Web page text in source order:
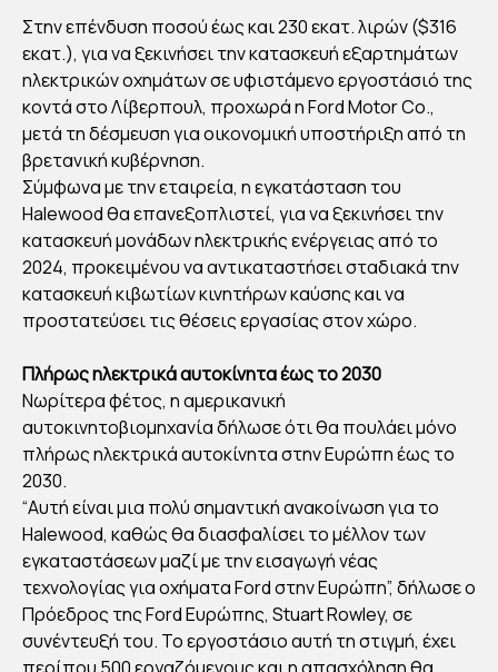
ΟΙ
ΑΥΤ
ΟΚΙ
ΝΗ
ΤΟ
ΜΗ
ΧΑ
ΝΙΕ
ΥΝ
ΣΤΙ
ΜΠ
ΑΤΑ
ΡΙΕ
ΤΩ
Στην επένδυση ποσού έως και 230 εκατ. λιρών ($316
εκατ.), για να ξεκινήσει την κατασκευή εξαρτημάτων
ηλεκτρικών οχημάτων σε υφιστάμενο εργοστάσιό της
κοντά στο Λίβερπουλ, προχωρά η Ford Motor Co.,
μετά τη δέσμευση για οικονομική υποστήριξη από τη
βρετανική κυβέρνηση.
Σύμφωνα με την εταιρεία, η εγκατάσταση του
Halewood θα επανεξοπλιστεί, για να ξεκινήσει την
κατασκευή μονάδων ηλεκτρικής ενέργειας από το
2024, προκειμένου να αντικαταστήσει σταδιακά την
κατασκευή κιβωτίων κινητήρων καύσης και να
προστατεύσει τις θέσεις εργασίας στον χώρο.
Πλήρως ηλεκτρικά αυτοκίνητα έως το 2030
Νωρίτερα φέτος, η αμερικανική
αυτοκινητοβιομηχανία δήλωσε ότι θα πουλάει μόνο
πλήρως ηλεκτρικά αυτοκίνητα στην Ευρώπη έως το
2030.
“Αυτή είναι μια πολύ σημαντική ανακοίνωση για το
Halewood, καθώς θα διασφαλίσει το μέλλον των
εγκαταστάσεων μαζί με την εισαγωγή νέας
τεχνολογίας για οχήματα Ford στην Ευρώπη”, δήλωσε ο
Πρόεδρος της Ford Ευρώπης, Stuart Rowley, σε
συνέντευξή του. Το εργοστάσιο αυτή τη στιγμή, έχει